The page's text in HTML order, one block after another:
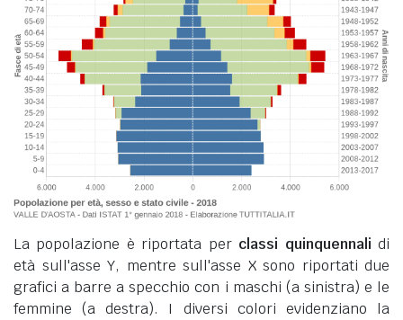
La popolazione è riportata per classi quinquennali di
età sull'asse Y, mentre sull'asse X sono riportati due
grafici a barre a specchio con i maschi (a sinistra) e le
femmine (a destra). I diversi colori evidenziano la